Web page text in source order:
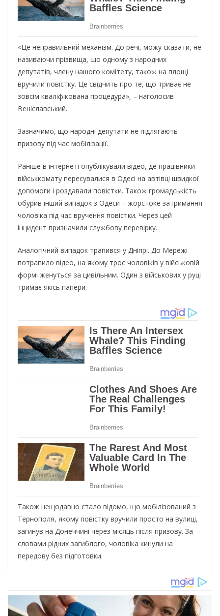
«Це неправильний механізм. До речі, можу сказати, не
називаючи прізвища, що одному з народних
депутатів, члену нашого комітету, також на площі
вручили повістку. Це свідчить про те, що триває не
зовсім кваліфікована процедура», – наголосив
Веніславський.
Зазначимо, що народні депутати не підлягають
призову під час мобілізації.
Раніше в інтернеті опублікували відео, де працівники
військкомату пересувалися в Одесі на автівці швидкої
допомоги і роздавали повістки. Також громадськість
обурив інший випадок з Одеси – жорстоке затримання
чоловіка під час вручення повістки. Через цей
інцидент призначили службову перевірку.
Аналогічний випадок трапився у Дніпрі. До Мережі
потрапило відео, на якому троє чоловіків у військовій
формі женуться за цивільним. Один з військових у руці
тримає якісь папери.
Також нещодавно стало відомо, що мобілізований з
Тернополя, якому повістку вручили просто на вулиці,
загинув на Донеччині через місяць після призову. За
словами рідних загиблого, чоловіка кинули на
передову без підготовки.